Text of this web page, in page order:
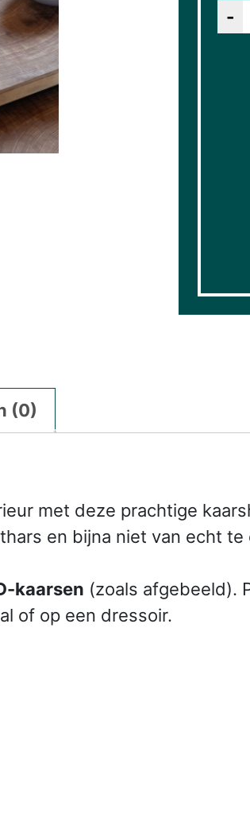
(0)
met deze prachtige
en bijna niet van echt
kaarsen (zoals afgebeeld).
of op een dressoir.